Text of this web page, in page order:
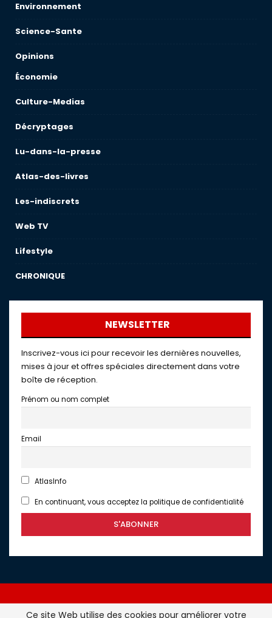
Environnement
Science-Sante
Opinions
Économie
Culture-Medias
Décryptages
Lu-dans-la-presse
Atlas-des-livres
Les-indiscrets
Web TV
Lifestyle
CHRONIQUE
NEWSLETTER
Inscrivez-vous ici pour recevoir les dernières nouvelles,
mises à jour et offres spéciales directement dans votre
boîte de réception.
Prénom ou nom complet
Email
AtlasInfo
En continuant, vous acceptez la politique de confidentialité
Ce site Web utilise des cookies pour améliorer votre